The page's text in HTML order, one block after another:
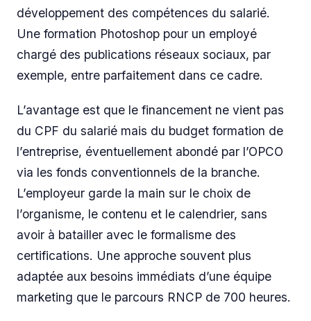
développement des compétences du salarié.
Une formation Photoshop pour un employé
chargé des publications réseaux sociaux, par
exemple, entre parfaitement dans ce cadre.
L’avantage est que le financement ne vient pas
du CPF du salarié mais du budget formation de
l’entreprise, éventuellement abondé par l’OPCO
via les fonds conventionnels de la branche.
L’employeur garde la main sur le choix de
l’organisme, le contenu et le calendrier, sans
avoir à batailler avec le formalisme des
certifications. Une approche souvent plus
adaptée aux besoins immédiats d’une équipe
marketing que le parcours RNCP de 700 heures.